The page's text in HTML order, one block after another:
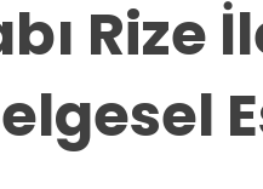
Rize